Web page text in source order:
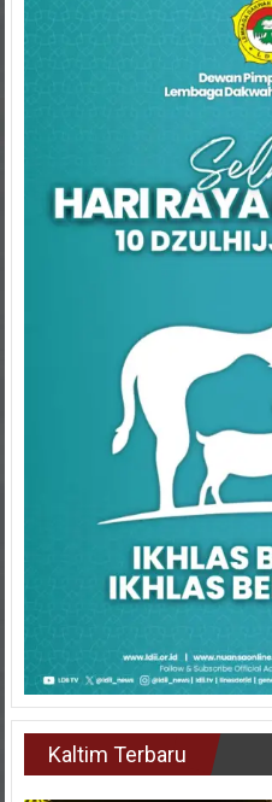
Kaltim Terbaru